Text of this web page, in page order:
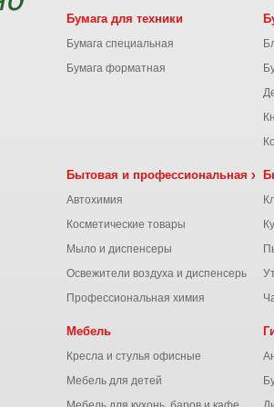
Бумага для техники
Бумага специальная
Бумага форматная
Бытовая и профессиональная
Автохимия
Косметические товары
Мыло и диспенсеры
Освежители воздуха и диспенсеры
Профессиональная химия
Мебель
Кресла и стулья офисные
Мебель для детей